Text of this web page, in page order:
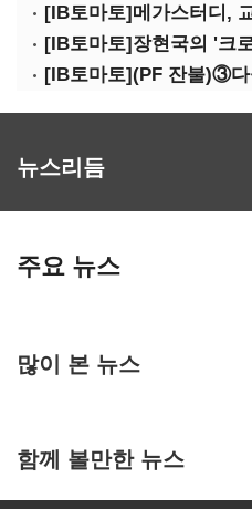
뉴스리듬
주요 뉴스
많이 본 뉴스
함께 볼만한 뉴스